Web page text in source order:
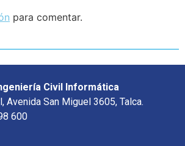
para comentar.
Civil Informática
Avenida San Miguel 3605, Talca.
600